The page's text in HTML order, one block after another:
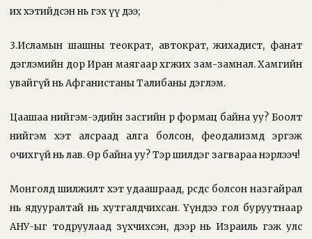
их хэтийдсэн нь гэх үү дээ;
3.Исламын шашны теократ, автократ, жихадист, фанат
дэглэмийн дор Иран маягаар хөгжих зам-замнал. Хамгийн
увайгүй нь Афганистаны Талибаны дэглэм.
Цаашаа нийгэм-эдийн засгийн өөр формац байна уу? Боолт
нийгэм хэт алсраад алга болсон, феодализмд эргэж
очихгүй нь лав. Өөр байна уу? Тэр шилдэг загвараа нэрлээч!
Монголд шилжилт хэт удаашраад, өөрсдөөсөө болсон назгайрал
нь ядууралтай нь хутгалдчихсан. Үүндээ гол буруутнаар
АНУ-ыг тодруулаад зүхчихсэн, дээр нь Израиль гэж улс